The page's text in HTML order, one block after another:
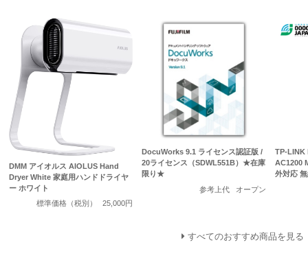
DMM アイオルス AIOLUS Hand
Dryer White 家庭用ハンドドライヤ
ー ホワイト
標準価格（税別）
25,000円
DocuWorks 9.1 ライセンス認証版 /
20ライセンス（SDWL551B）★在庫
限り★
参考上代
オープン
TP-LINK
AC1200
外対応
すべてのおすすめ商品を見る